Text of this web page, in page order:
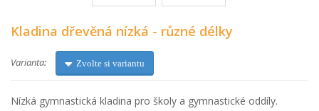
Kladina dřevěná nízká - různé délky
Varianta: Zvolte si variantu
Nízká gymnastická kladina pro školy a gymnastické oddíly.